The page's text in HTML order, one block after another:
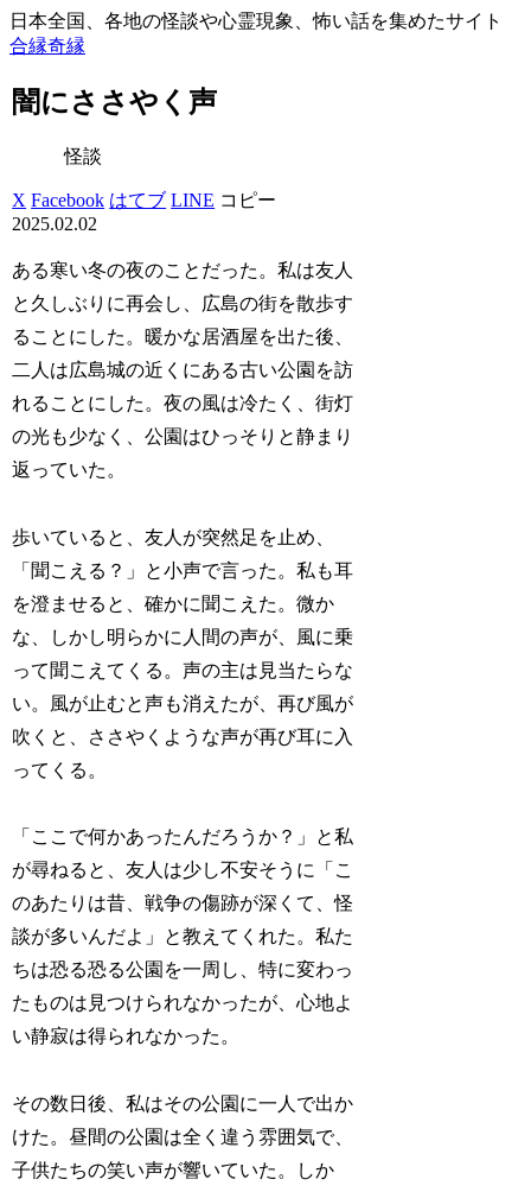
日本全国、各地の怪談や心霊現象、怖い話を集めたサイト
合縁奇縁
闇にささやく声
怪談
X Facebook はてブ LINE コピー
2025.02.02
ある寒い冬の夜のことだった。私は友人
と久しぶりに再会し、広島の街を散歩す
ることにした。暖かな居酒屋を出た後、
二人は広島城の近くにある古い公園を訪
れることにした。夜の風は冷たく、街灯
の光も少なく、公園はひっそりと静まり
返っていた。
歩いていると、友人が突然足を止め、
「聞こえる？」と小声で言った。私も耳
を澄ませると、確かに聞こえた。微か
な、しかし明らかに人間の声が、風に乗
って聞こえてくる。声の主は見当たらな
い。風が止むと声も消えたが、再び風が
吹くと、ささやくような声が再び耳に入
ってくる。
「ここで何かあったんだろうか？」と私
が尋ねると、友人は少し不安そうに「こ
のあたりは昔、戦争の傷跡が深くて、怪
談が多いんだよ」と教えてくれた。私た
ちは恐る恐る公園を一周し、特に変わっ
たものは見つけられなかったが、心地よ
い静寂は得られなかった。
その数日後、私はその公園に一人で出か
けた。昼間の公園は全く違う雰囲気で、
子供たちの笑い声が響いていた。しか